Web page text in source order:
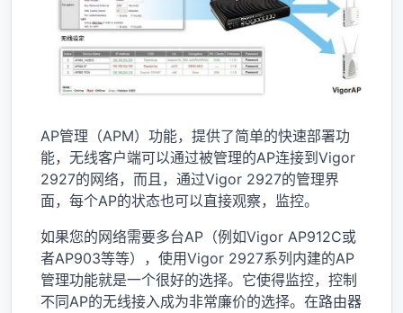
AP管理（APM）功能，提供了简单的快速部署功
能，无线客户端可以通过被管理的AP连接到Vigor
2927的网络，而且，通过Vigor 2927的管理界
面，每个AP的状态也可以直接观察，监控。
如果您的网络需要多台AP（例如Vigor AP912C或
者AP903等等），使用Vigor 2927系列内建的AP
管理功能就是一个很好的选择。它使得监控，控制
不同AP的无线接入成为非常廉价的选择。在路由器